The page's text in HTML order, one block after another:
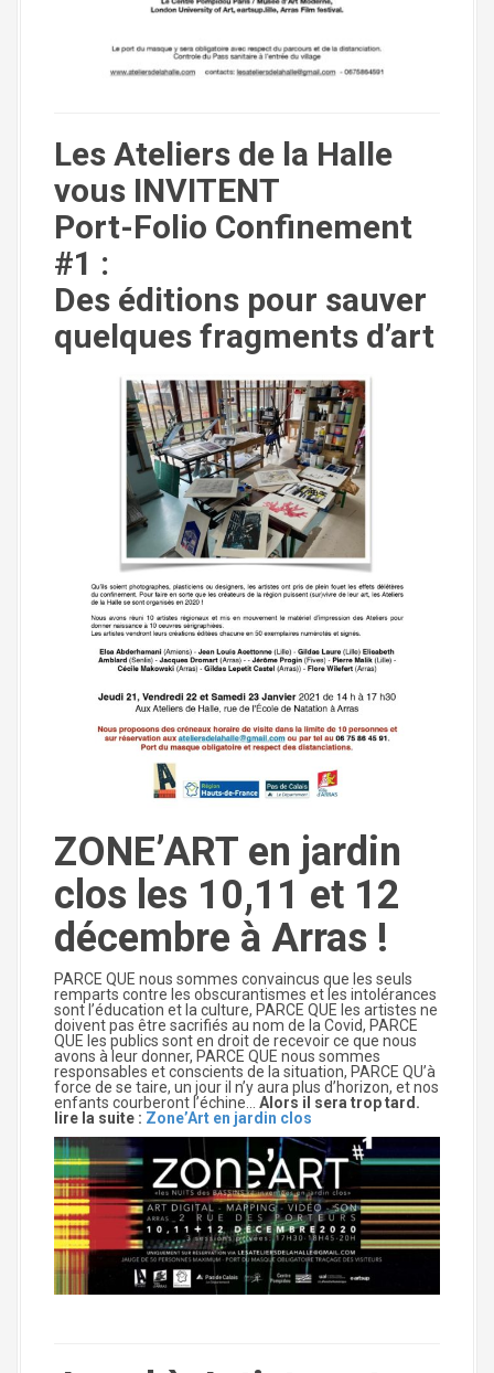
Les Ateliers de la Halle
vous INVITENT
Port-Folio Confinement
#1 :
Des éditions pour sauver
quelques fragments d’art
ZONE’ART en jardin
clos les 10,11 et 12
décembre à Arras !
PARCE QUE nous sommes convaincus que les seuls
remparts contre les obscurantismes et les intolérances
sont l’éducation et la culture, PARCE QUE les artistes ne
doivent pas être sacrifiés au nom de la Covid, PARCE
QUE les publics sont en droit de recevoir ce que nous
avons à leur donner, PARCE QUE nous sommes
responsables et conscients de la situation, PARCE QU’à
force de se taire, un jour il n’y aura plus d’horizon, et nos
enfants courberont l’échine… Alors il sera trop tard.
lire la suite : Zone’Art en jardin clos